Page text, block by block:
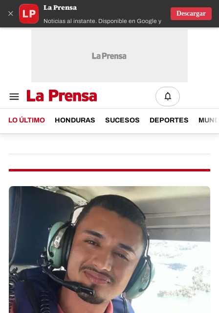
×
La Prensa
Noticias al instante. Disponible en Google y IOS
Descargar
LO ÚLTIMO HONDURAS SUCESOS DEPORTES